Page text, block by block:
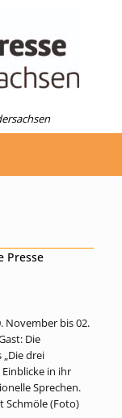
Presse
November bis 02.
Die
drei
Einblicke in ihr
Sprechen.
Schmöle (Foto)